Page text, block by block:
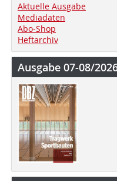
Aktuelle Ausgabe
Mediadaten
Abo-Shop
Heftarchiv
Ausgabe 07-08/